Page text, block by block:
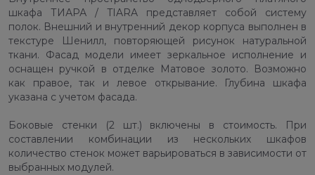
шкафа ТИАРА / TIARA представляет собой систему
полок. Внешний и внутренний декор корпуса выполнен в
текстуре Шенилл, повторяющей рисунок натуральной
ткани. Фасад модели имеет зеркальное исполнение и
оснащен ручкой в отделке Матовое золото. Возможно
как правое, так и левое открывание. Глубина шкафа
указана с учетом фасада.
Боковые стенки (2 шт.) включены в стоимость. При
составлении комбинации из нескольких шкафов
количество стенок может варьироваться в зависимости от
выбранных модулей.